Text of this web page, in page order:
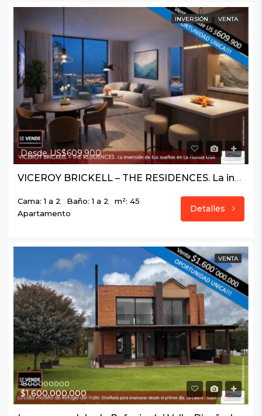
INVERSIÓN VENTA
Desde US$609.900
VICEROY BRICKELL – THE RESIDENCES. La inversión de tus sueños en La Florida USA
Cama: 1 a 2 Baño: 1 a 2
m²: 45
Apartamento
Detalles
VENTA
1800000000
$1,600,000,000